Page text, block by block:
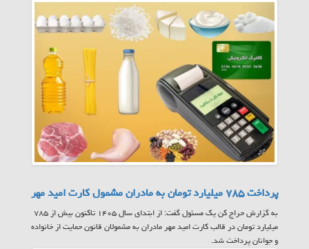
پرداخت ۷۸۵ میلیارد تومان به مادران مشمول کارت امید مهر
به گزارش حراج کن یک مسئول گفت: از ابتدای سال ۱۴۰۵ تاکنون بیش از ۷۸۵
میلیارد تومان در قالب کارت امید مهر مادران به مشمولان قانون حمایت از خانواده
و جوانان پرداخت شد.